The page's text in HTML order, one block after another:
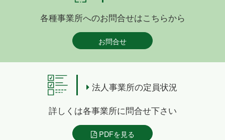
各種事業所へのお問合せはこちらから
お問合せ
法人事業所の定員状況
詳しくは各事業所に問合せ下さい
PDFを見る